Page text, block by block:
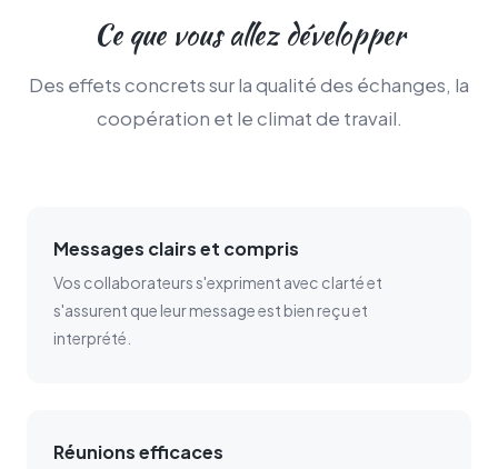
Ce que vous allez développer
Des effets concrets sur la qualité des échanges, la
coopération et le climat de travail.
Messages clairs et compris
Vos collaborateurs s'expriment avec clarté et
s'assurent que leur message est bien reçu et
interprété.
Réunions efficaces